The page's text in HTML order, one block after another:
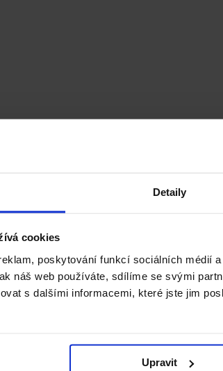
Detaily
cookies
poskytování funkcí sociálních médií
náš web používáte, sdílíme se svými
s dalšími informacemi, které jste jim
Upravit